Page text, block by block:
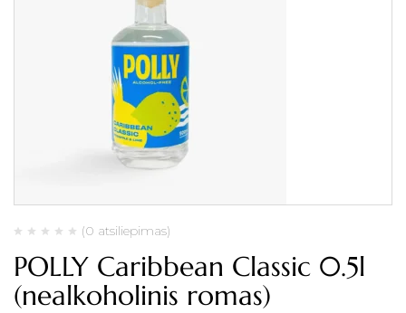
(0 atsiliepimas)
POLLY Caribbean Classic 0.5l
(nealkoholinis romas)